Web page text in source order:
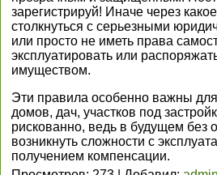
зарегистрируй! Иначе через
столкнуться с серьезными
или просто не иметь права
эксплуатировать или
имуществом.
Эти правила особенно важны
домов, дач, участков под
рискованно, ведь в будущем без
возникнуть сложности с
получением компенсации.